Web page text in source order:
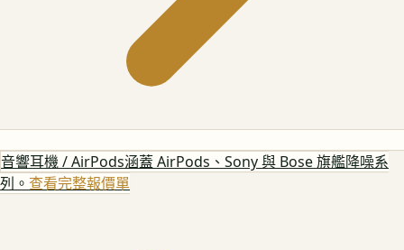
音響耳機 / AirPods涵蓋 AirPods、Sony 與 Bose 旗艦降噪系
列。 查看完整報價單